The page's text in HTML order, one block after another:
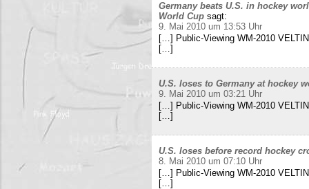
Germany beats U.S. in hockey
World Cup sagt:
9. Mai 2010 um 13:53 Uhr
[…] Public-Viewing WM-2010
[…]
U.S. loses to Germany at hockey
9. Mai 2010 um 03:21 Uhr
[…] Public-Viewing WM-2010
[…]
U.S. loses before record hockey
8. Mai 2010 um 07:10 Uhr
[…] Public-Viewing WM-2010
[…]